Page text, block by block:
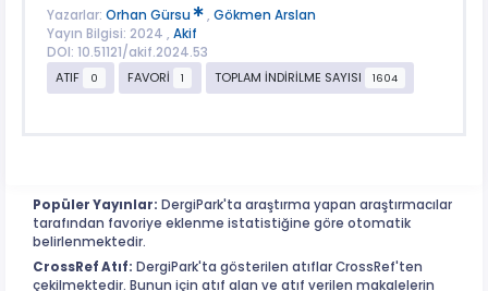
Yazarlar: Orhan Gürsu , Gökmen Arslan
Yayın Bilgisi: 2024 , Akif
DOI: 10.51121/akif.2024.53
ATIF
0 FAVORİ 1 TOPLAM İNDİRİLME SAYISI 1604
Popüler Yayınlar: DergiPark'ta araştırma yapan araştırmacılar
tarafından favoriye eklenme istatistiğine göre otomatik
belirlenmektedir.
CrossRef Atıf: DergiPark'ta gösterilen atıflar CrossRef'ten
çekilmektedir. Bunun için atıf alan ve atıf verilen makalelerin